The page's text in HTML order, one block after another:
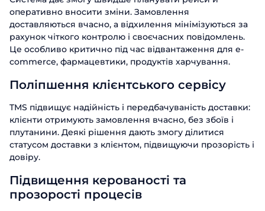
оперативно вносити зміни. Замовлення
доставляються вчасно, а відхилення мінімізуються за
рахунок чіткого контролю і своєчасних повідомлень.
Це особливо критично під час відвантаження для e-
commerce, фармацевтики, продуктів харчування.
Поліпшення клієнтського сервісу
TMS підвищує надійність і передбачуваність доставки:
клієнти отримують замовлення вчасно, без збоїв і
плутанини. Деякі рішення дають змогу ділитися
статусом доставки з клієнтом, підвищуючи прозорість і
довіру.
Підвищення керованості та
прозорості процесів